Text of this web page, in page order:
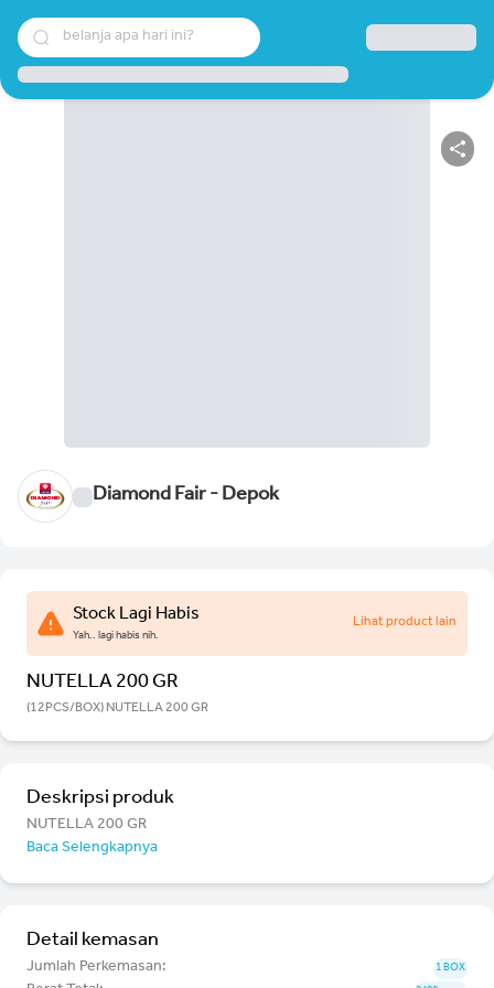
belanja apa hari ini?
Diamond Fair - Depok
Stock Lagi Habis
Yah.. lagi habis nih.
Lihat product lain
NUTELLA 200 GR
(12PCS/BOX) NUTELLA 200 GR
Deskripsi produk
NUTELLA 200 GR
Baca Selengkapnya
Detail kemasan
Jumlah Perkemasan: 1 BOX